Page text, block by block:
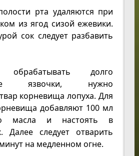
рта удаляются при
из ягод сизой ежевики.
сок следует разбавить
долго
язвочки, нужно
корневища лопуха. Для
добавляют 100 мл
масла и настоять в
Далее следует отварить
на медленном огне.